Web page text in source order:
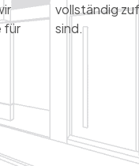
für
vollständig
sind.